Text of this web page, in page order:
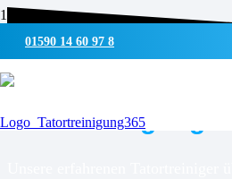
01590 14 60 97 8
UMWELTSCHONENDE
Tatortreinigung